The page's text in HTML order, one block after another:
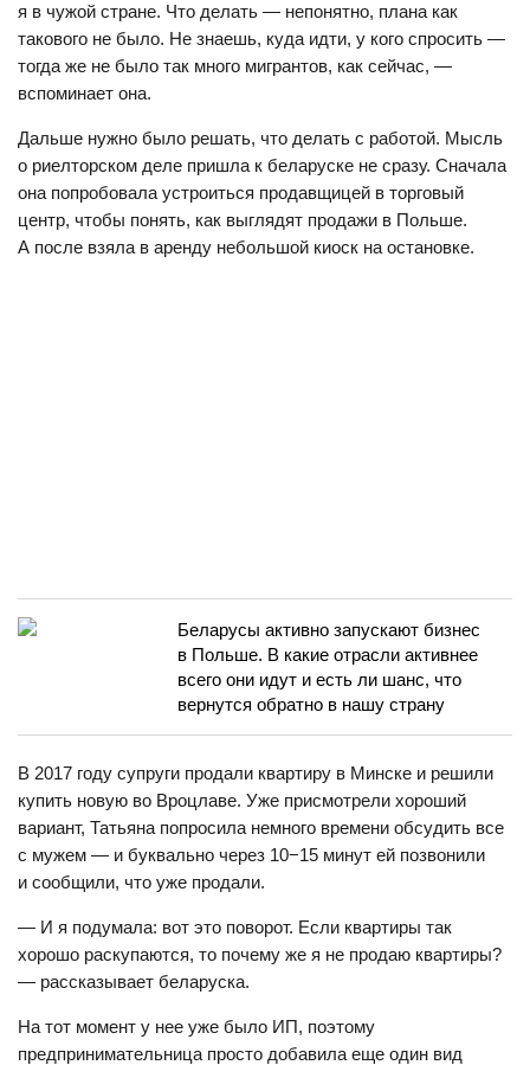
я в чужой стране. Что делать — непонятно, плана как
такового не было. Не знаешь, куда идти, у кого спросить —
тогда же не было так много мигрантов, как сейчас, —
вспоминает она.
Дальше нужно было решать, что делать с работой. Мысль
о риелторском деле пришла к беларуске не сразу. Сначала
она попробовала устроиться продавщицей в торговый
центр, чтобы понять, как выглядят продажи в Польше.
А после взяла в аренду небольшой киоск на остановке.
Беларусы активно запускают бизнес
в Польше. В какие отрасли активнее
всего они идут и есть ли шанс, что
вернутся обратно в нашу страну
В 2017 году супруги продали квартиру в Минске и решили
купить новую во Вроцлаве. Уже присмотрели хороший
вариант, Татьяна попросила немного времени обсудить все
с мужем — и буквально через 10−15 минут ей позвонили
и сообщили, что уже продали.
— И я подумала: вот это поворот. Если квартиры так
хорошо раскупаются, то почему же я не продаю квартиры?
— рассказывает беларуска.
На тот момент у нее уже было ИП, поэтому
предпринимательница просто добавила еще один вид